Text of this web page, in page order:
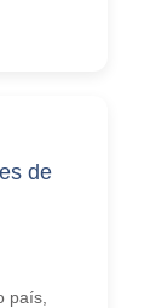
de
país,